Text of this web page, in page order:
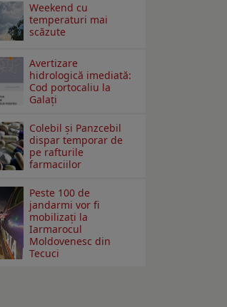
Weekend cu
temperaturi mai
scăzute
Avertizare
hidrologică imediată:
Cod portocaliu la
Galaţi
Colebil și Panzcebil
dispar temporar de
pe rafturile
farmaciilor
Peste 100 de
jandarmi vor fi
mobilizați la
Iarmarocul
Moldovenesc din
Tecuci